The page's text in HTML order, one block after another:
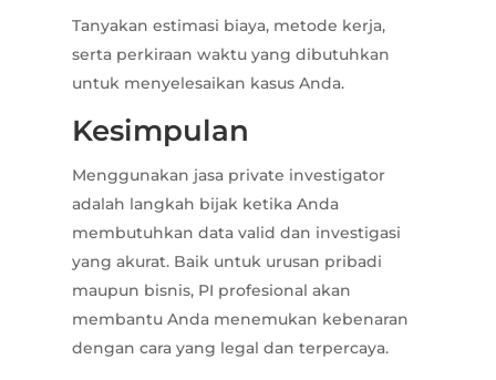
Tanyakan estimasi biaya, metode kerja,
serta perkiraan waktu yang dibutuhkan
untuk menyelesaikan kasus Anda.
Kesimpulan
Menggunakan jasa private investigator
adalah langkah bijak ketika Anda
membutuhkan data valid dan investigasi
yang akurat. Baik untuk urusan pribadi
maupun bisnis, PI profesional akan
membantu Anda menemukan kebenaran
dengan cara yang legal dan terpercaya.